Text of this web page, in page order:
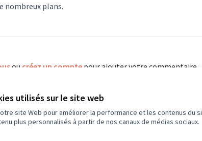
utilisés sur le site web
site Web pour améliorer la performance et les contenus du
plus personnalisés à partir de nos canaux de médias sociaux.
nombreux plans.
ou créez un compte pour ajouter votre commentaire.
Référence : -PROJ-2024-10-162